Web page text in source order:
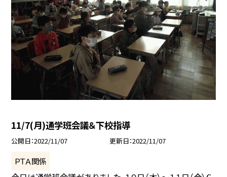
11/7(月)通学班会議＆下校指導
公開日 2022/11/07 更新日 2022/11/07
ＰＴＡ関係